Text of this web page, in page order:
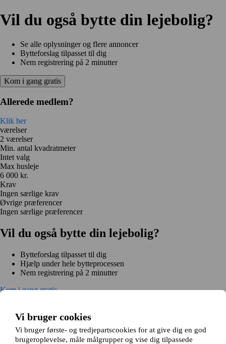
Vi bruger cookies
Vi bruger første- og tredjepartscookies for at give dig en god
brugeroplevelse, måle målgrupper og vise dig tilpassede
Vil du også bytte din lejebolig?
Se alle oplysninger og flere annoncer
Bytteforslag tilpasset til dig
Nem registrering på 2 minutter
Kom i gang gratis
Allerede medlem?
Klik her
værelser
2 værelser
Min. antal kvadratmeter
Intet valg
Max husleje
6 000 kr.
Krav
Ingen særlige krav
Øvrige præferencer
Ingen særlige præferencer
Vil du også bytte din lejebolig?
Bytteforslag tilpasset til dig
Hjælp under hele bytteprocessen
Nem registrering på 2 minutter
Kom i gang gratis
Læs mere
Nyheder og tips
Om Hjembytte.dk